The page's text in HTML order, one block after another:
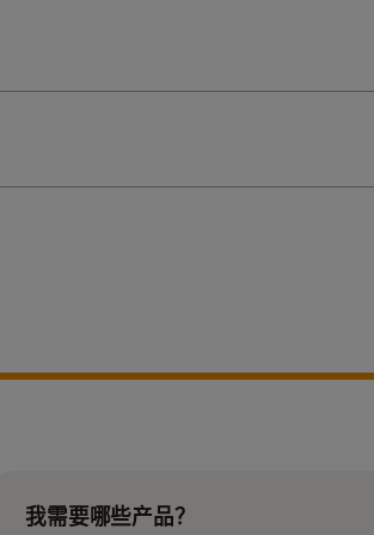
我需要哪些产品？